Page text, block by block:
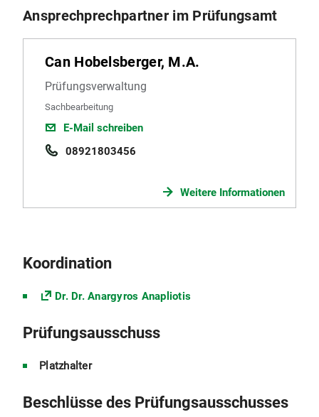
Kontakt
Ansprechprechpartner im Prüfungsamt
Can Hobelsberger, M.A.
Prüfungsverwaltung
Sachbearbeitung
E-Mail schreiben
08921803456
Weitere Informationen
Koordination
Dr. Dr. Anargyros Anapliotis
Prüfungsausschuss
Platzhalter
Beschlüsse des Prüfungsausschusses